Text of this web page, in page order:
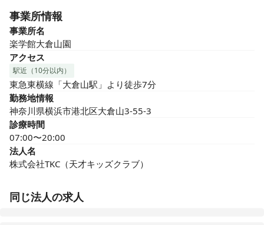
事業所情報
事業所名
楽学館大倉山園
アクセス
駅近（10分以内）
東急東横線「大倉山駅」より徒歩7分
勤務地情報
神奈川県横浜市港北区大倉山3-55-3
診療時間
07:00〜20:00
法人名
株式会社TKC（天才キッズクラブ）
同じ法人の求人